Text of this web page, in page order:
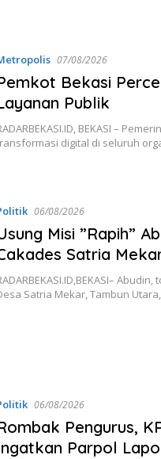
07/08/2026
Bekasi
Publik
BEKASI –
digital di seluruh
06/08/2026
Misi ”Rapih”
Satria
Satria Mekar, Tambun
06/08/2026
Pengurus,
Parpol